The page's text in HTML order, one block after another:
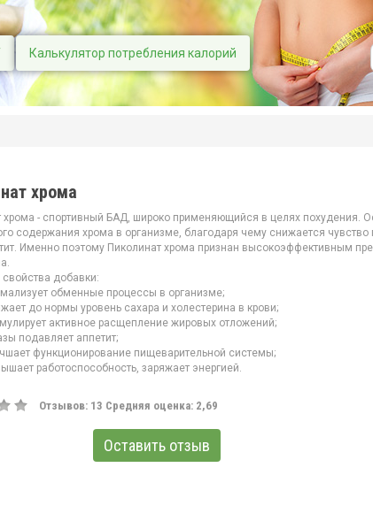
Калькулятор потребления калорий
хрома
хрома - спортивный БАД, широко применяющийся в целях похудения.
содержания хрома в организме, благодаря чему снижается
Именно поэтому Пиколинат хрома признан высокоэффективным
добавки:
обменные процессы в организме;
до нормы уровень сахара и холестерина в крови;
активное расщепление жировых отложений;
подавляет аппетит;
функционирование пищеварительной системы;
работоспособность, заряжает энергией.
Отзывов: 13 Средняя оценка: 2,69
Оставить отзыв